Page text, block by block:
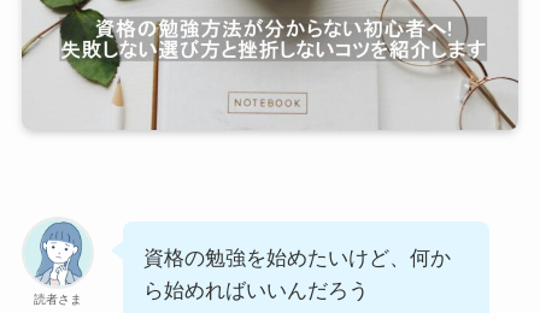
読者さま
資格の勉強を始めたいけど、何か
ら始めればいいんだろう